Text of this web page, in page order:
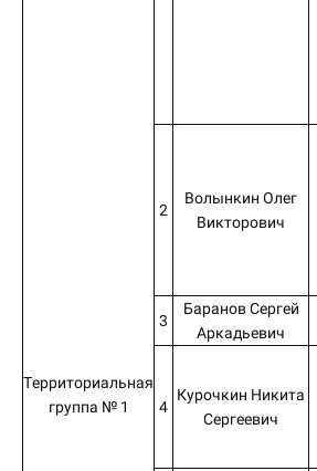
Территориальная
группа № 1
2
Волынкин Олег
Викторович
3
Баранов Сергей
Аркадьевич
4
Курочкин Никита
Сергеевич